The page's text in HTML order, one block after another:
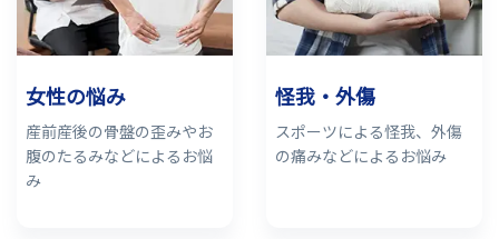
女性の悩み
産前産後の骨盤の歪みやお
腹のたるみなどによるお悩
み
怪我・外傷
スポーツによる怪我、外傷
の痛みなどによるお悩み